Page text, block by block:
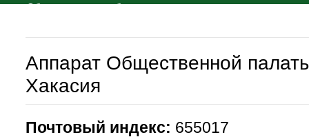
Общественные наблюдения
Аппарат Общественной
Хакасия
Почтовый индекс: 655017